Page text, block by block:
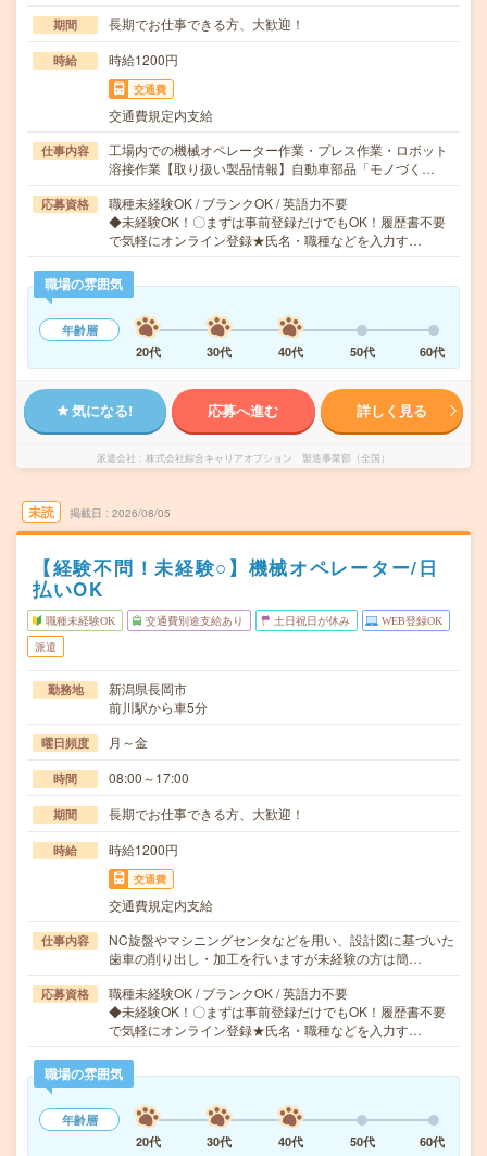
期間 長期でお仕事できる方、大歓迎！
時給 時給1200円
交通費
交通費規定内支給
仕事内容
工場内での機械オペレーター作業・プレス作業・ロボット
溶接作業【取り扱い製品情報】自動車部品「モノづく…
応募資格
職種未経験OK / ブランクOK / 英語力不要
◆未経験OK！〇まずは事前登録だけでもOK！履歴書不要
で気軽にオンライン登録★氏名・職種などを入力す…
職場の雰囲気
年齢層
20代
30代 40代 50代 60代
気になる! 応募へ進む 詳しく見る
派遣会社 株式会社綜合キャリアオプション 製造事業部（全国）
未読 掲載日 2026/08/05
【経験不問！未経験○】機械オペレーター/日
払いOK
職種未経験OK 交通費別途支給あり 土日祝日が休み WEB登録OK
派遣
勤務地
新潟県長岡市
前川駅から車5分
曜日頻度 月～金
時間 08:00～17:00
期間 長期でお仕事できる方、大歓迎！
時給 時給1200円
交通費
交通費規定内支給
仕事内容
NC旋盤やマシニングセンタなどを用い、設計図に基づいた
歯車の削り出し・加工を行いますが未経験の方は簡…
応募資格
職種未経験OK / ブランクOK / 英語力不要
◆未経験OK！〇まずは事前登録だけでもOK！履歴書不要
で気軽にオンライン登録★氏名・職種などを入力す…
職場の雰囲気
年齢層
20代
30代 40代 50代 60代